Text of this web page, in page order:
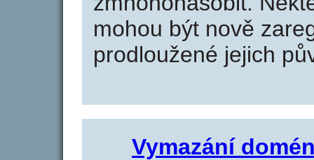
mohou být nově
prodloužené jejich
Vymazání